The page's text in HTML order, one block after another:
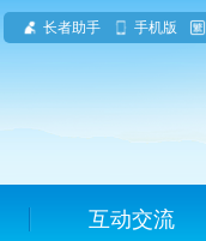
长者助手 手机版
互动交流